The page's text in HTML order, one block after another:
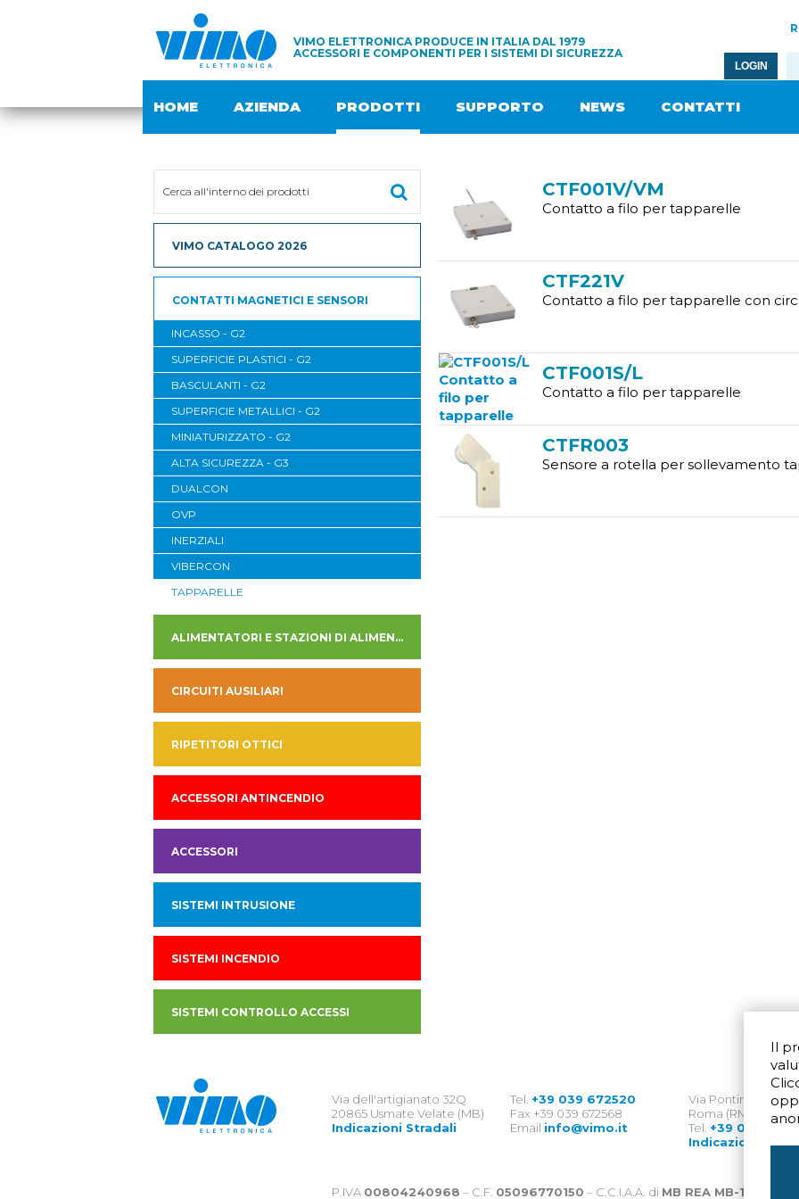
Il
VIMO ELETTRONICA PRODUCE IN ITALIA DAL 1979
ACCESSORI E COMPONENTI PER I SISTEMI DI SICUREZZA
LOGIN
HOME AZIENDA PRODOTTI SUPPORTO NEWS CONTATTI
VIMO CATALOGO 2026
CONTATTI MAGNETICI E SENSORI
INCASSO - G2
SUPERFICIE PLASTICI - G2
BASCULANTI - G2
SUPERFICIE METALLICI - G2
MINIATURIZZATO - G2
ALTA SICUREZZA - G3
DUALCON
OVP
INERZIALI
VIBERCON
TAPPARELLE
ALIMENTATORI E STAZIONI DI ALIMENTAZIONE
CIRCUITI AUSILIARI
RIPETITORI OTTICI
ACCESSORI ANTINCENDIO
ACCESSORI
SISTEMI INTRUSIONE
SISTEMI INCENDIO
SISTEMI CONTROLLO ACCESSI
CTF001V/VM
Contatto a filo per tapparelle
CTF221V
Contatto a filo per tapparelle con
CTF001S/L
Contatto a filo per tapparelle
CTFR003
Sensore a rotella per sollevamento
Via dell'artigianato 32Q
20865 Usmate Velate (MB)
Indicazioni Stradali
Tel. +39 039 672520
Fax +39 039 672568
Email info@vimo.it
Via Pontina 583
Roma (RM) 00128
Tel. +39 06
Indicazioni
P.IVA 00804240968 – C.F. 05096770150 – C.C.I.A.A. di MB REA MB-1176225